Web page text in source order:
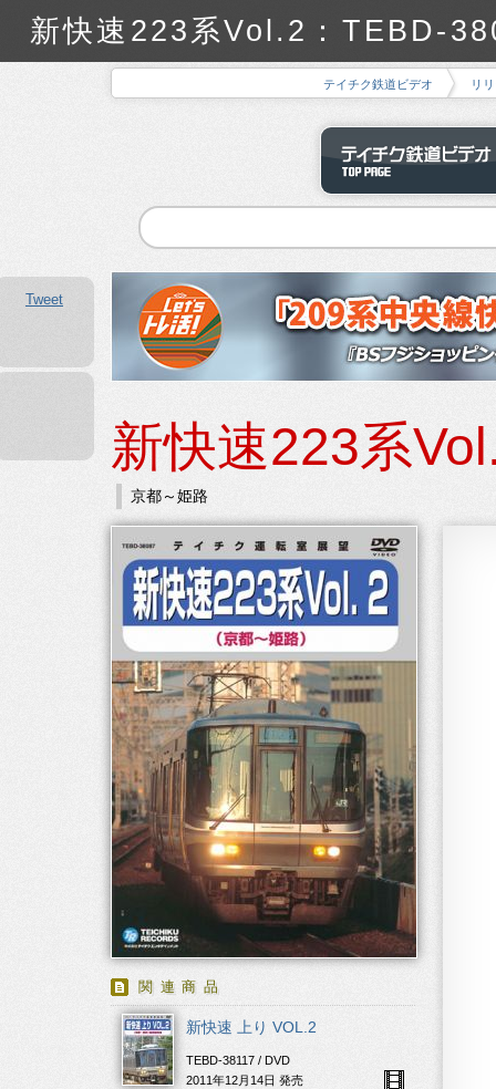
新快速223系Vol.2：TEBD-
テイチク鉄道ビデオ リ
Tweet
新快速223系
京都～姫路
関連商品
新快速 上り VOL.2
TEBD-38117 / DVD
2011年12月14日 発売